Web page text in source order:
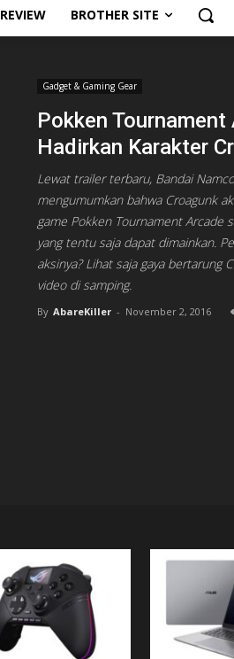
REVIEW BROTHER SITE
Gadget & Gaming Gear
Pokken Tournament
Hadirkan Karakter
Lewat trailer terbaru, Bandai Namco
mengumumkan bahwa Croagunk
game Pokken Tournament Arcade
yang tentu saja dapat dimainkan.
aksinya? Lihat saja gaya bertarung
video di samping.
By AbareKiller - November 2, 2016